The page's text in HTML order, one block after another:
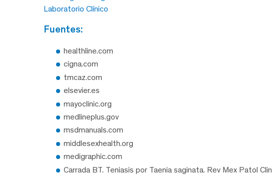
Laboratorio Clínico
fuentes:
healthline.com
cigna.com
tmcaz.com
elsevier.es
mayoclinic.org
medlineplus.gov
msdmanuals.com
middlesexhealth.org
medigraphic.com
Carrada BT. Teniasis por Taenia saginata. Rev Mex Patol